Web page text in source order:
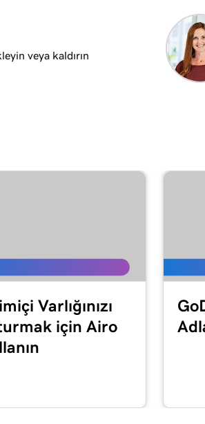
ekleme
uygulamasına
1m 30s
49s
veya kaldırın
Varlığınızı
için Airo